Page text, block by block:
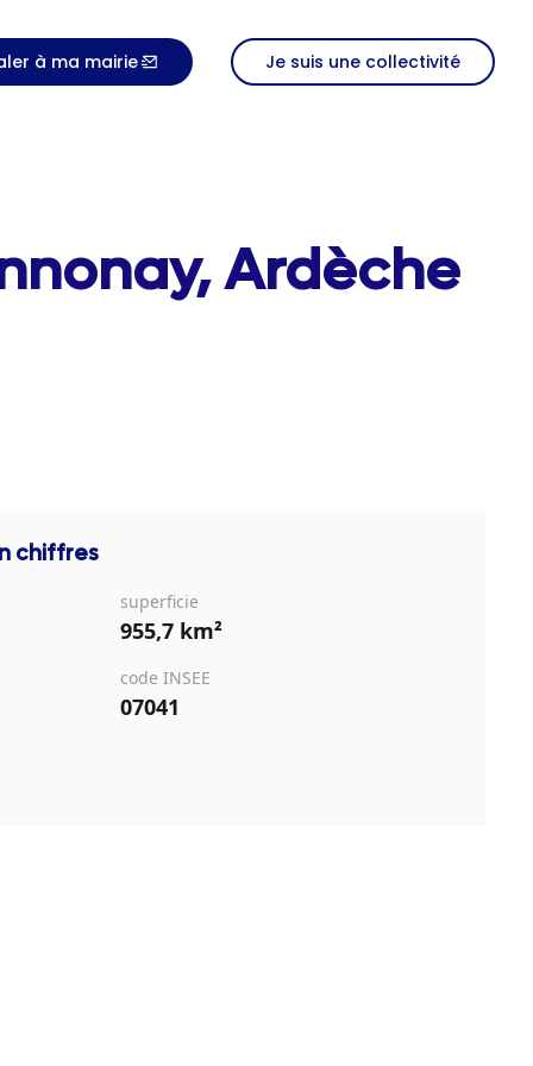
à ma mairie Je suis une collectivité
Ardèche
chiffres
superficie
955,7 km²
code INSEE
07041